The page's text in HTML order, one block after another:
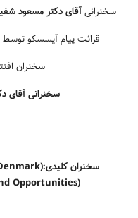
سخنرانیآقای دکتر مسعود
قرائت پیام آیسسکو توسط
سخنران
سخنرانی آقای
Professor Uffe Kock Wiil ( University of Southern Denmark):سخنران کلیدی
Opportunities)